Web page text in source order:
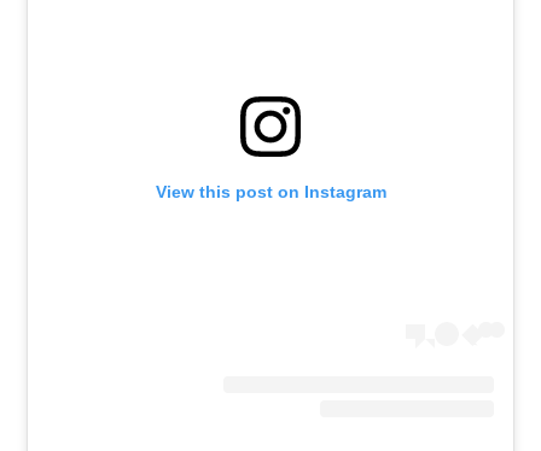
View this post on Instagram